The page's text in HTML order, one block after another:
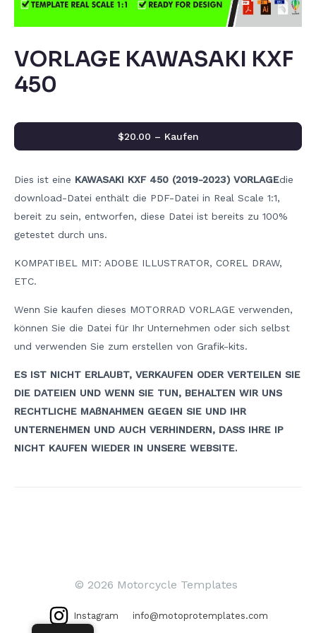
VORLAGE KAWASAKI KXF
450
Dies ist eine KAWASAKI KXF 450 (2019-2023) VORLAGEdie
download-Datei enthält die PDF-Datei in Real Scale 1:1,
bereit zu sein, entworfen, diese Datei ist bereits zu 100%
getestet durch uns.
KOMPATIBEL MIT: ADOBE ILLUSTRATOR, COREL DRAW,
ETC.
Wenn Sie kaufen dieses MOTORRAD VORLAGE verwenden,
können Sie die Datei für Ihr Unternehmen oder sich selbst
und verwenden Sie zum erstellen von Grafik-kits.
ES IST NICHT ERLAUBT, VERKAUFEN ODER VERTEILEN SIE
DIE DATEIEN UND WENN SIE TUN, BEHALTEN WIR UNS
RECHTLICHE MAßNAHMEN GEGEN SIE UND IHR
UNTERNEHMEN UND AUCH VERHINDERN, DASS IHRE IP
NICHT KAUFEN WIEDER IN UNSERE WEBSITE.
$20.00 – Kaufen
© 2026 Motorcycle Templates
Instagram info@motoprotemplates.com